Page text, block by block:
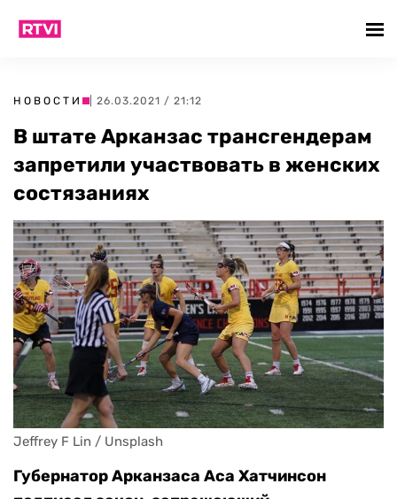
НОВОСТИ | 26.03.2021 / 21:12
В штате Арканзас трансгендерам
запретили участвовать в женских
состязаниях
Jeffrey F Lin / Unsplash
Губернатор Арканзаса Аса Хатчинсон